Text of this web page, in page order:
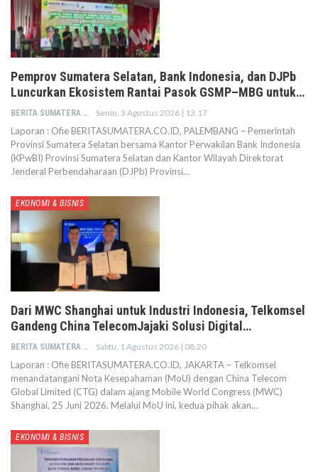
Pemprov Sumatera Selatan, Bank Indonesia, dan DJPb
Luncurkan Ekosistem Rantai Pasok GSMP–MBG untuk…
BERITA SUMATERA Senin, 3 Agustus 2026 | 13.17
Laporan : Ofie BERITASUMATERA.CO.ID, PALEMBANG – Pemerintah
Provinsi Sumatera Selatan bersama Kantor Perwakilan Bank Indonesia
(KPwBI) Provinsi Sumatera Selatan dan Kantor Wilayah Direktorat
Jenderal Perbendaharaan (DJPb) Provinsi…
EKONOMI & BISNIS
Dari MWC Shanghai untuk Industri Indonesia, Telkomsel
Gandeng China TelecomJajaki Solusi Digital…
BERITA SUMATERA Sabtu, 1 Agustus 2026 | 08.20
Laporan : Ofie BERITASUMATERA.CO.ID, JAKARTA – Telkomsel
menandatangani Nota Kesepahaman (MoU) dengan China Telecom
Global Limited (CTG) dalam ajang Mobile World Congress (MWC)
Shanghai, 25 Juni 2026. Melalui MoU ini, kedua pihak akan…
EKONOMI & BISNIS